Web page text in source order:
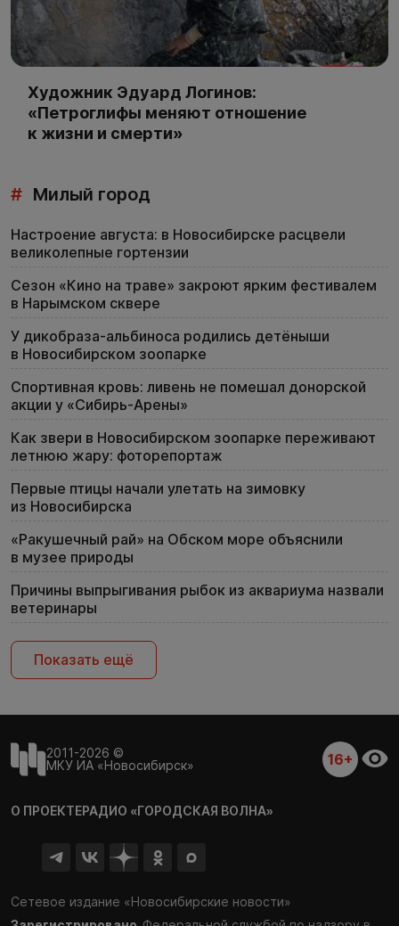
Художник Эдуард Логинов:
«Петроглифы меняют отношение
к жизни и смерти»
# Милый город
Настроение августа: в Новосибирске расцвели
великолепные гортензии
Сезон «Кино на траве» закроют ярким фестивалем
в Нарымском сквере
У дикобраза-альбиноса родились детёныши
в Новосибирском зоопарке
Спортивная кровь: ливень не помешал донорской
акции у «Сибирь-Арены»
Как звери в Новосибирском зоопарке переживают
летнюю жару: фоторепортаж
Первые птицы начали улетать на зимовку
из Новосибирска
«Ракушечный рай» на Обском море объяснили
в музее природы
Причины выпрыгивания рыбок из аквариума назвали
ветеринары
Показать ещё
2011-2026 ©
МКУ ИА «Новосибирск»
16+
О ПРОЕКТЕРАДИО «ГОРОДСКАЯ ВОЛНА»
Сетевое издание «Новосибирские новости»